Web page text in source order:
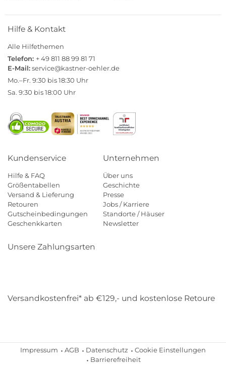
Hilfe & Kontakt
Alle Hilfethemen
Telefon: + 49 811 88 99 81 71
E-Mail:service@kastner-oehler.de
Mo.–Fr. 9:30 bis 18:30 Uhr
Sa. 9:30 bis 18:00 Uhr
Kundenservice
Hilfe & FAQ
Größentabellen
Versand & Lieferung
Retouren
Gutscheinbedingungen
Geschenkkarten
Unternehmen
Über uns
Geschichte
Presse
Jobs / Karriere
Standorte / Häuser
Newsletter
Unsere Zahlungsarten
Versandkostenfrei* ab €129,- und kostenlose Retoure
Impressum AGB Datenschutz
Cookie Einstellungen
Barrierefreiheit